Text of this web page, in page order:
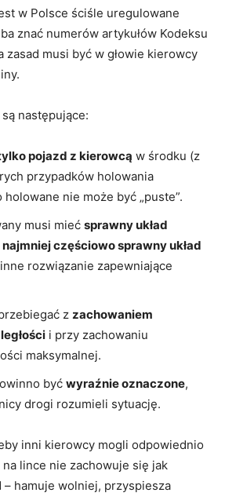
w Polsce ściśle uregulowane
znać numerów artykułów Kodeksu
zasad musi być w głowie kierowcy
następujące:
pojazd z kierowcą w środku (z
przypadków holowania
nie może być „puste”.
musi mieć sprawny układ
najmniej częściowo sprawny układ
rozwiązanie zapewniające
z zachowaniem
i przy zachowaniu
maksymalnej.
być wyraźnie oznaczone,
drogi rozumieli sytuację.
inni kierowcy mogli odpowiednio
lince nie zachowuje się jak
– hamuje wolniej, przyspiesza